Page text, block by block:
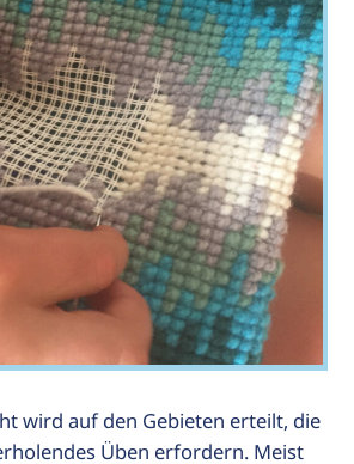
wird auf den Gebieten erteilt, die
Üben erfordern. Meist